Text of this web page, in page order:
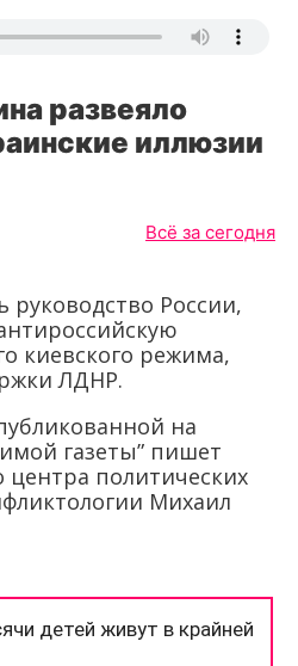
развеяло
иллюзии
Всё за сегодня
руководство России,
киевского режима,
ЛДНР.
на
газеты” пишет
центра политических
Михаил